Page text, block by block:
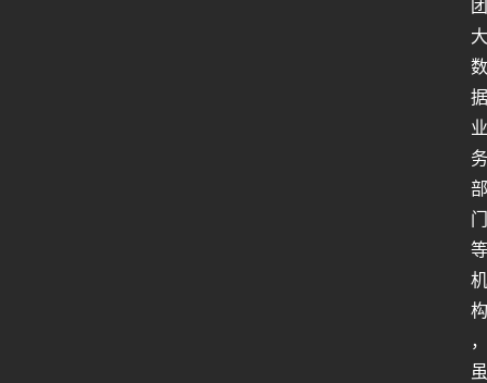
团
大
数
据
业
务
部
门
等
机
构
，
虽